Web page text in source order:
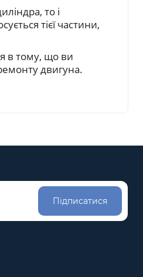
то і
тієї частини,
в тому, що ви
двигуна.
Підписатися